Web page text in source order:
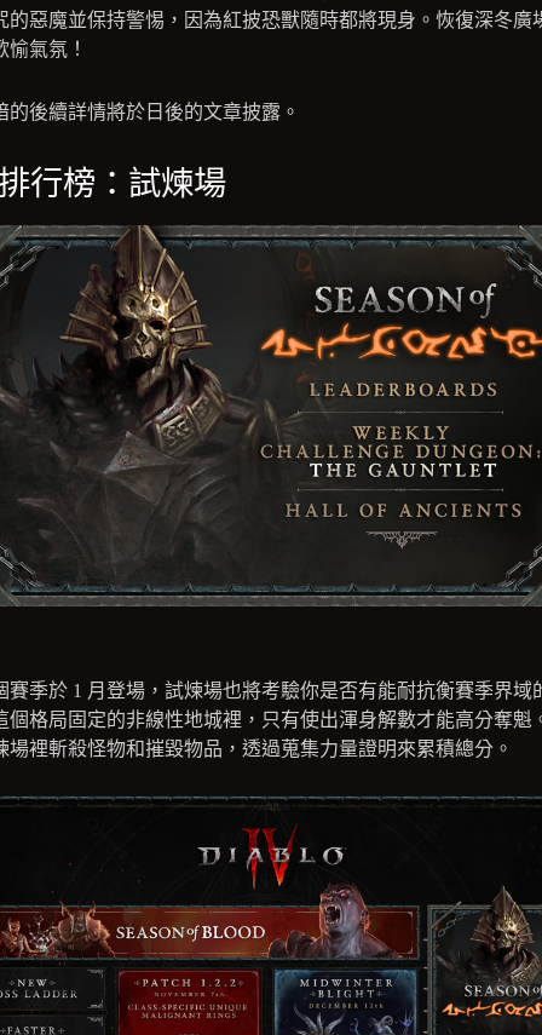
的惡魔並保持警惕，因為紅披恐獸隨時都將現身。恢復深冬廣
愉氣氛！
的後續詳情將於日後的文章披露。
行榜：試煉場
賽季於 1 月登場，試煉場也將考驗你是否有能耐抗衡賽季界域
個格局固定的非線性地城裡，只有使出渾身解數才能高分奪魁
場裡斬殺怪物和摧毀物品，透過蒐集力量證明來累積總分。